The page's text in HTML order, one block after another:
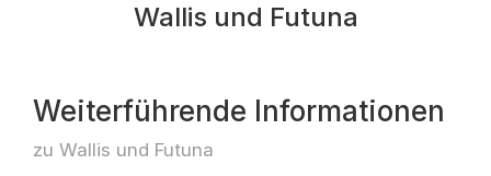
Wallis und Futuna
Weiterführende Informationen
zu Wallis und Futuna